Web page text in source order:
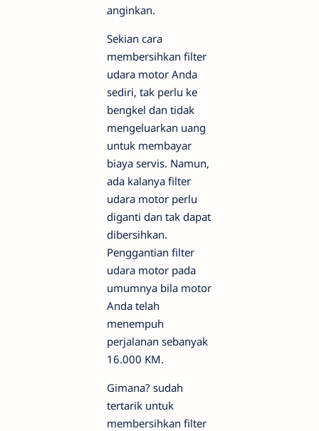
anginkan.
Sekian cara
membersihkan filter
udara motor Anda
sediri, tak perlu ke
bengkel dan tidak
mengeluarkan uang
untuk membayar
biaya servis. Namun,
ada kalanya filter
udara motor perlu
diganti dan tak dapat
dibersihkan.
Penggantian filter
udara motor pada
umumnya bila motor
Anda telah
menempuh
perjalanan sebanyak
16.000 KM.
Gimana? sudah
tertarik untuk
membersihkan filter